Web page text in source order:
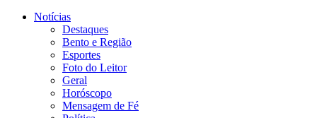
Notícias
Destaques
Bento e Região
Esportes
Foto do Leitor
Geral
Horóscopo
Mensagem de Fé